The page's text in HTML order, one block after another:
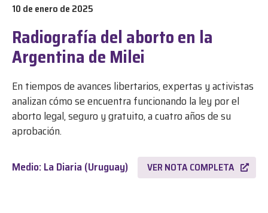
10 de enero de 2025
Radiografía del aborto en la
Argentina de Milei
En tiempos de avances libertarios, expertas y activistas
analizan cómo se encuentra funcionando la ley por el
aborto legal, seguro y gratuito, a cuatro años de su
aprobación.
Medio: La Diaria (Uruguay) VER NOTA COMPLETA